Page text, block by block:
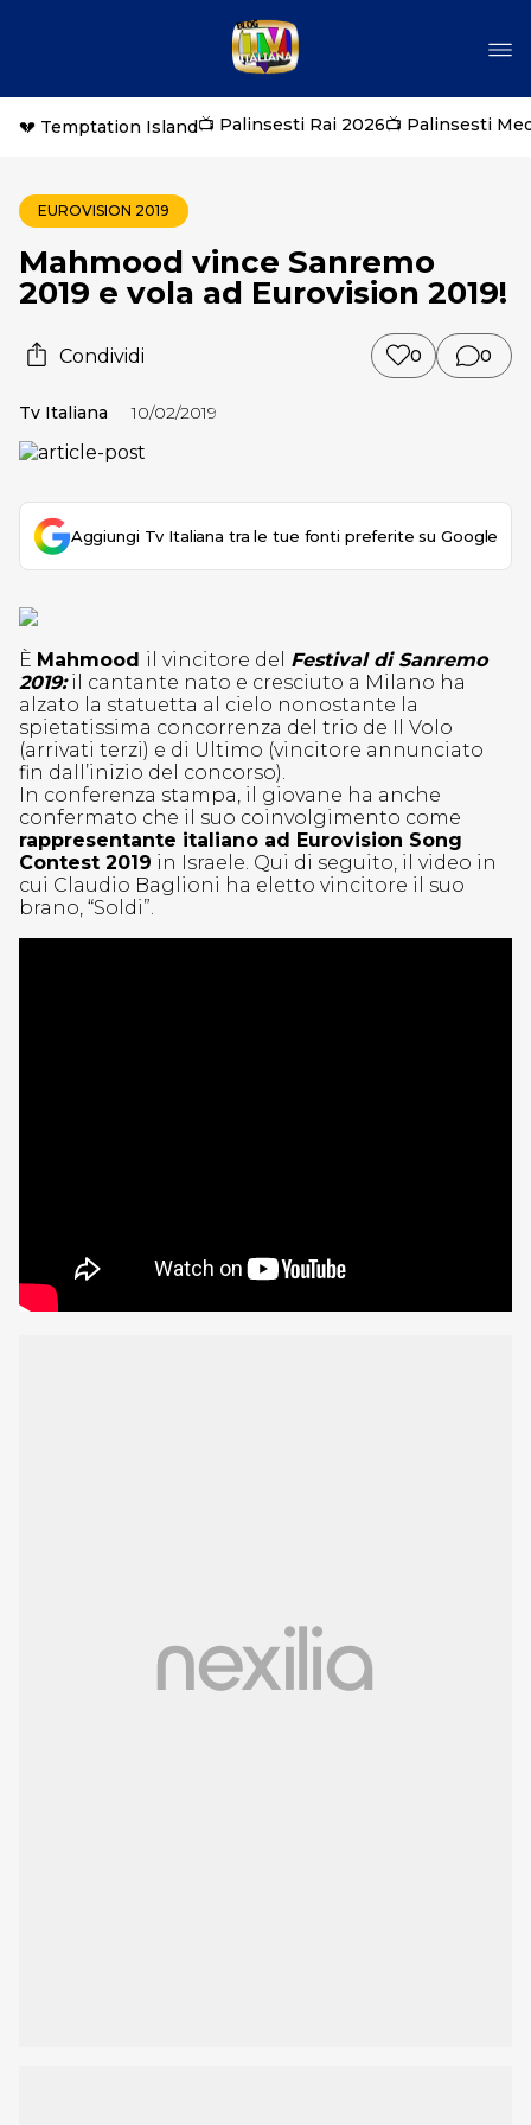
💔 Temptation Island📺 Palinsesti Rai 2026📺 Palinsesti
EUROVISION 2019
Mahmood vince Sanremo
2019 e vola ad Eurovision 2019!
Condividi 0 0
Tv Italiana 10/02/2019
Aggiungi Tv Italiana tra le tue fonti preferite su Google
È Mahmood il vincitore del Festival di Sanremo
2019:il cantante nato e cresciuto a Milano ha
alzato la statuetta al cielo nonostante la
spietatissima concorrenza del trio de Il Volo
(arrivati terzi) e di Ultimo (vincitore annunciato
fin dall’inizio del concorso).
In conferenza stampa, il giovane ha anche
confermato che il suo coinvolgimento come
rappresentante italiano ad Eurovision Song
Contest 2019 in Israele. Qui di seguito, il video in
cui Claudio Baglioni ha eletto vincitore il suo
brano, “Soldi”.